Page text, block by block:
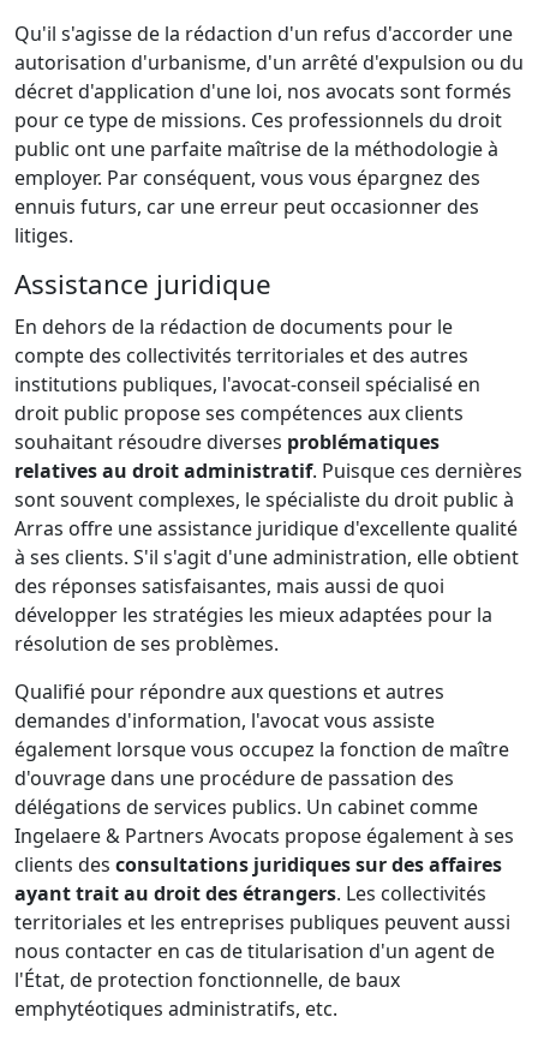
Qu'il s'agisse de la rédaction d'un refus d'accorder une
autorisation d'urbanisme, d'un arrêté d'expulsion ou du
décret d'application d'une loi, nos avocats sont formés
pour ce type de missions. Ces professionnels du droit
public ont une parfaite maîtrise de la méthodologie à
employer. Par conséquent, vous vous épargnez des
ennuis futurs, car une erreur peut occasionner des
litiges.
Assistance juridique
En dehors de la rédaction de documents pour le
compte des collectivités territoriales et des autres
institutions publiques, l'avocat-conseil spécialisé en
droit public propose ses compétences aux clients
souhaitant résoudre diverses problématiques
relatives au droit administratif. Puisque ces dernières
sont souvent complexes, le spécialiste du droit public à
Arras offre une assistance juridique d'excellente qualité
à ses clients. S'il s'agit d'une administration, elle obtient
des réponses satisfaisantes, mais aussi de quoi
développer les stratégies les mieux adaptées pour la
résolution de ses problèmes.
Qualifié pour répondre aux questions et autres
demandes d'information, l'avocat vous assiste
également lorsque vous occupez la fonction de maître
d'ouvrage dans une procédure de passation des
délégations de services publics. Un cabinet comme
Ingelaere & Partners Avocats propose également à ses
clients des consultations juridiques sur des affaires
ayant trait au droit des étrangers. Les collectivités
territoriales et les entreprises publiques peuvent aussi
nous contacter en cas de titularisation d'un agent de
l'État, de protection fonctionnelle, de baux
emphytéotiques administratifs, etc.